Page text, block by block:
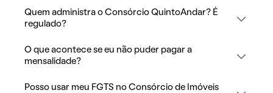
Quem administra o Consórcio QuintoAndar? É
regulado?
O que acontece se eu não puder pagar a
mensalidade?
Posso usar meu FGTS no Consórcio de Imóveis